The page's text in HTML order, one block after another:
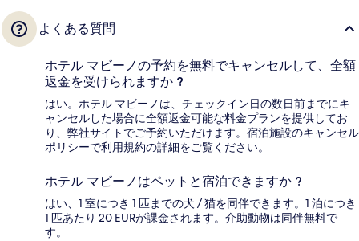
よくある質問
ホテル マビーノの予約を無料でキャンセルして、全額
返金を受けられますか ?
はい。ホテル マビーノは、チェックイン日の数日前までにキ
ャンセルした場合に全額返金可能な料金プランを提供してお
り、弊社サイトでご予約いただけます。宿泊施設のキャンセル
ポリシーで利用規約の詳細をご覧ください。
ホテル マビーノはペットと宿泊できますか ?
はい、1 室につき 1 匹までの犬 / 猫を同伴できます。1 泊につき
1 匹あたり 20 EURが課金されます。介助動物は同伴無料で
す。